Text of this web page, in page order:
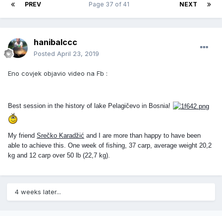
PREV NEXT
Page 37 of 41
hanibalccc
Posted April 23, 2019
Eno covjek objavio video na Fb :
Best session in the history of lake Pelagičevo in Bosnia!
My friend Srečko Karadžić and I are more than happy to have been
able to achieve this. One week of fishing, 37 carp, average weight 20,2
kg and 12 carp over 50 lb (22,7 kg).
4 weeks later...